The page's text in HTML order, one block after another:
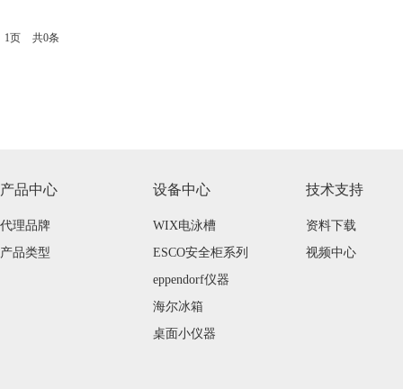
1页 共0条
产品中心
代理品牌
产品类型
设备中心
WIX电泳槽
ESCO安全柜系列
eppendorf仪器
海尔冰箱
桌面小仪器
技术支持
资料下载
视频中心